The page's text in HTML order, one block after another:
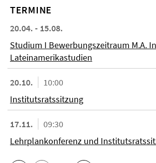
TERMINE
20.04. - 15.08.
Studium I Bewerbungszeitraum M.A.
Lateinamerikastudien
20.10.
10:00
Institutsratssitzung
17.11.
09:30
Lehrplankonferenz und